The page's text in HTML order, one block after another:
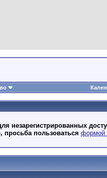
просьба пользоваться формой